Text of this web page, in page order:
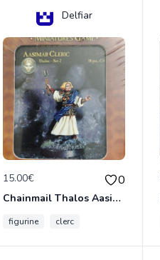
Delfiar
15.00€ 0
Chainmail Thalos Aasimar Cleric
figurine clerc